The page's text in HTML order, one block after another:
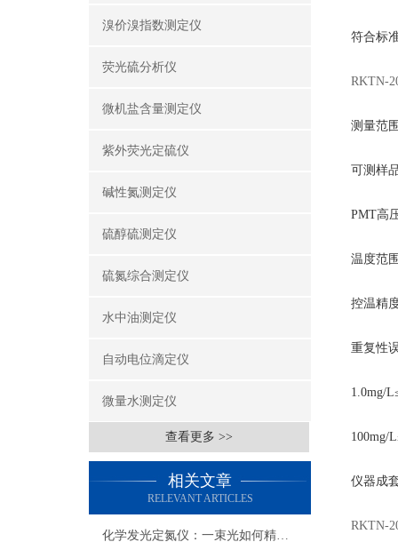
溴价溴指数测定仪
荧光硫分析仪
微机盐含量测定仪
紫外荧光定硫仪
碱性氮测定仪
硫醇硫测定仪
硫氮综合测定仪
水中油测定仪
自动电位滴定仪
微量水测定仪
查看更多 >>
相关文章
RELEVANT ARTICLES
化学发光定氮仪：一束光如何精准“称”出氮含量
符合标
RKTN-
测量范
可测样
PMT高
温度范
控温精
重复性
1.0mg/
100mg/
仪器成
RKTN-